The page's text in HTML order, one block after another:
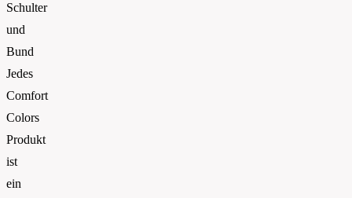
Schulter
und
Bund
Jedes
Comfort
Colors
Produkt
ist
ein